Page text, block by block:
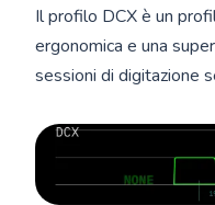
Il profilo DCX è un
ergonomica e una
sessioni di digitazione